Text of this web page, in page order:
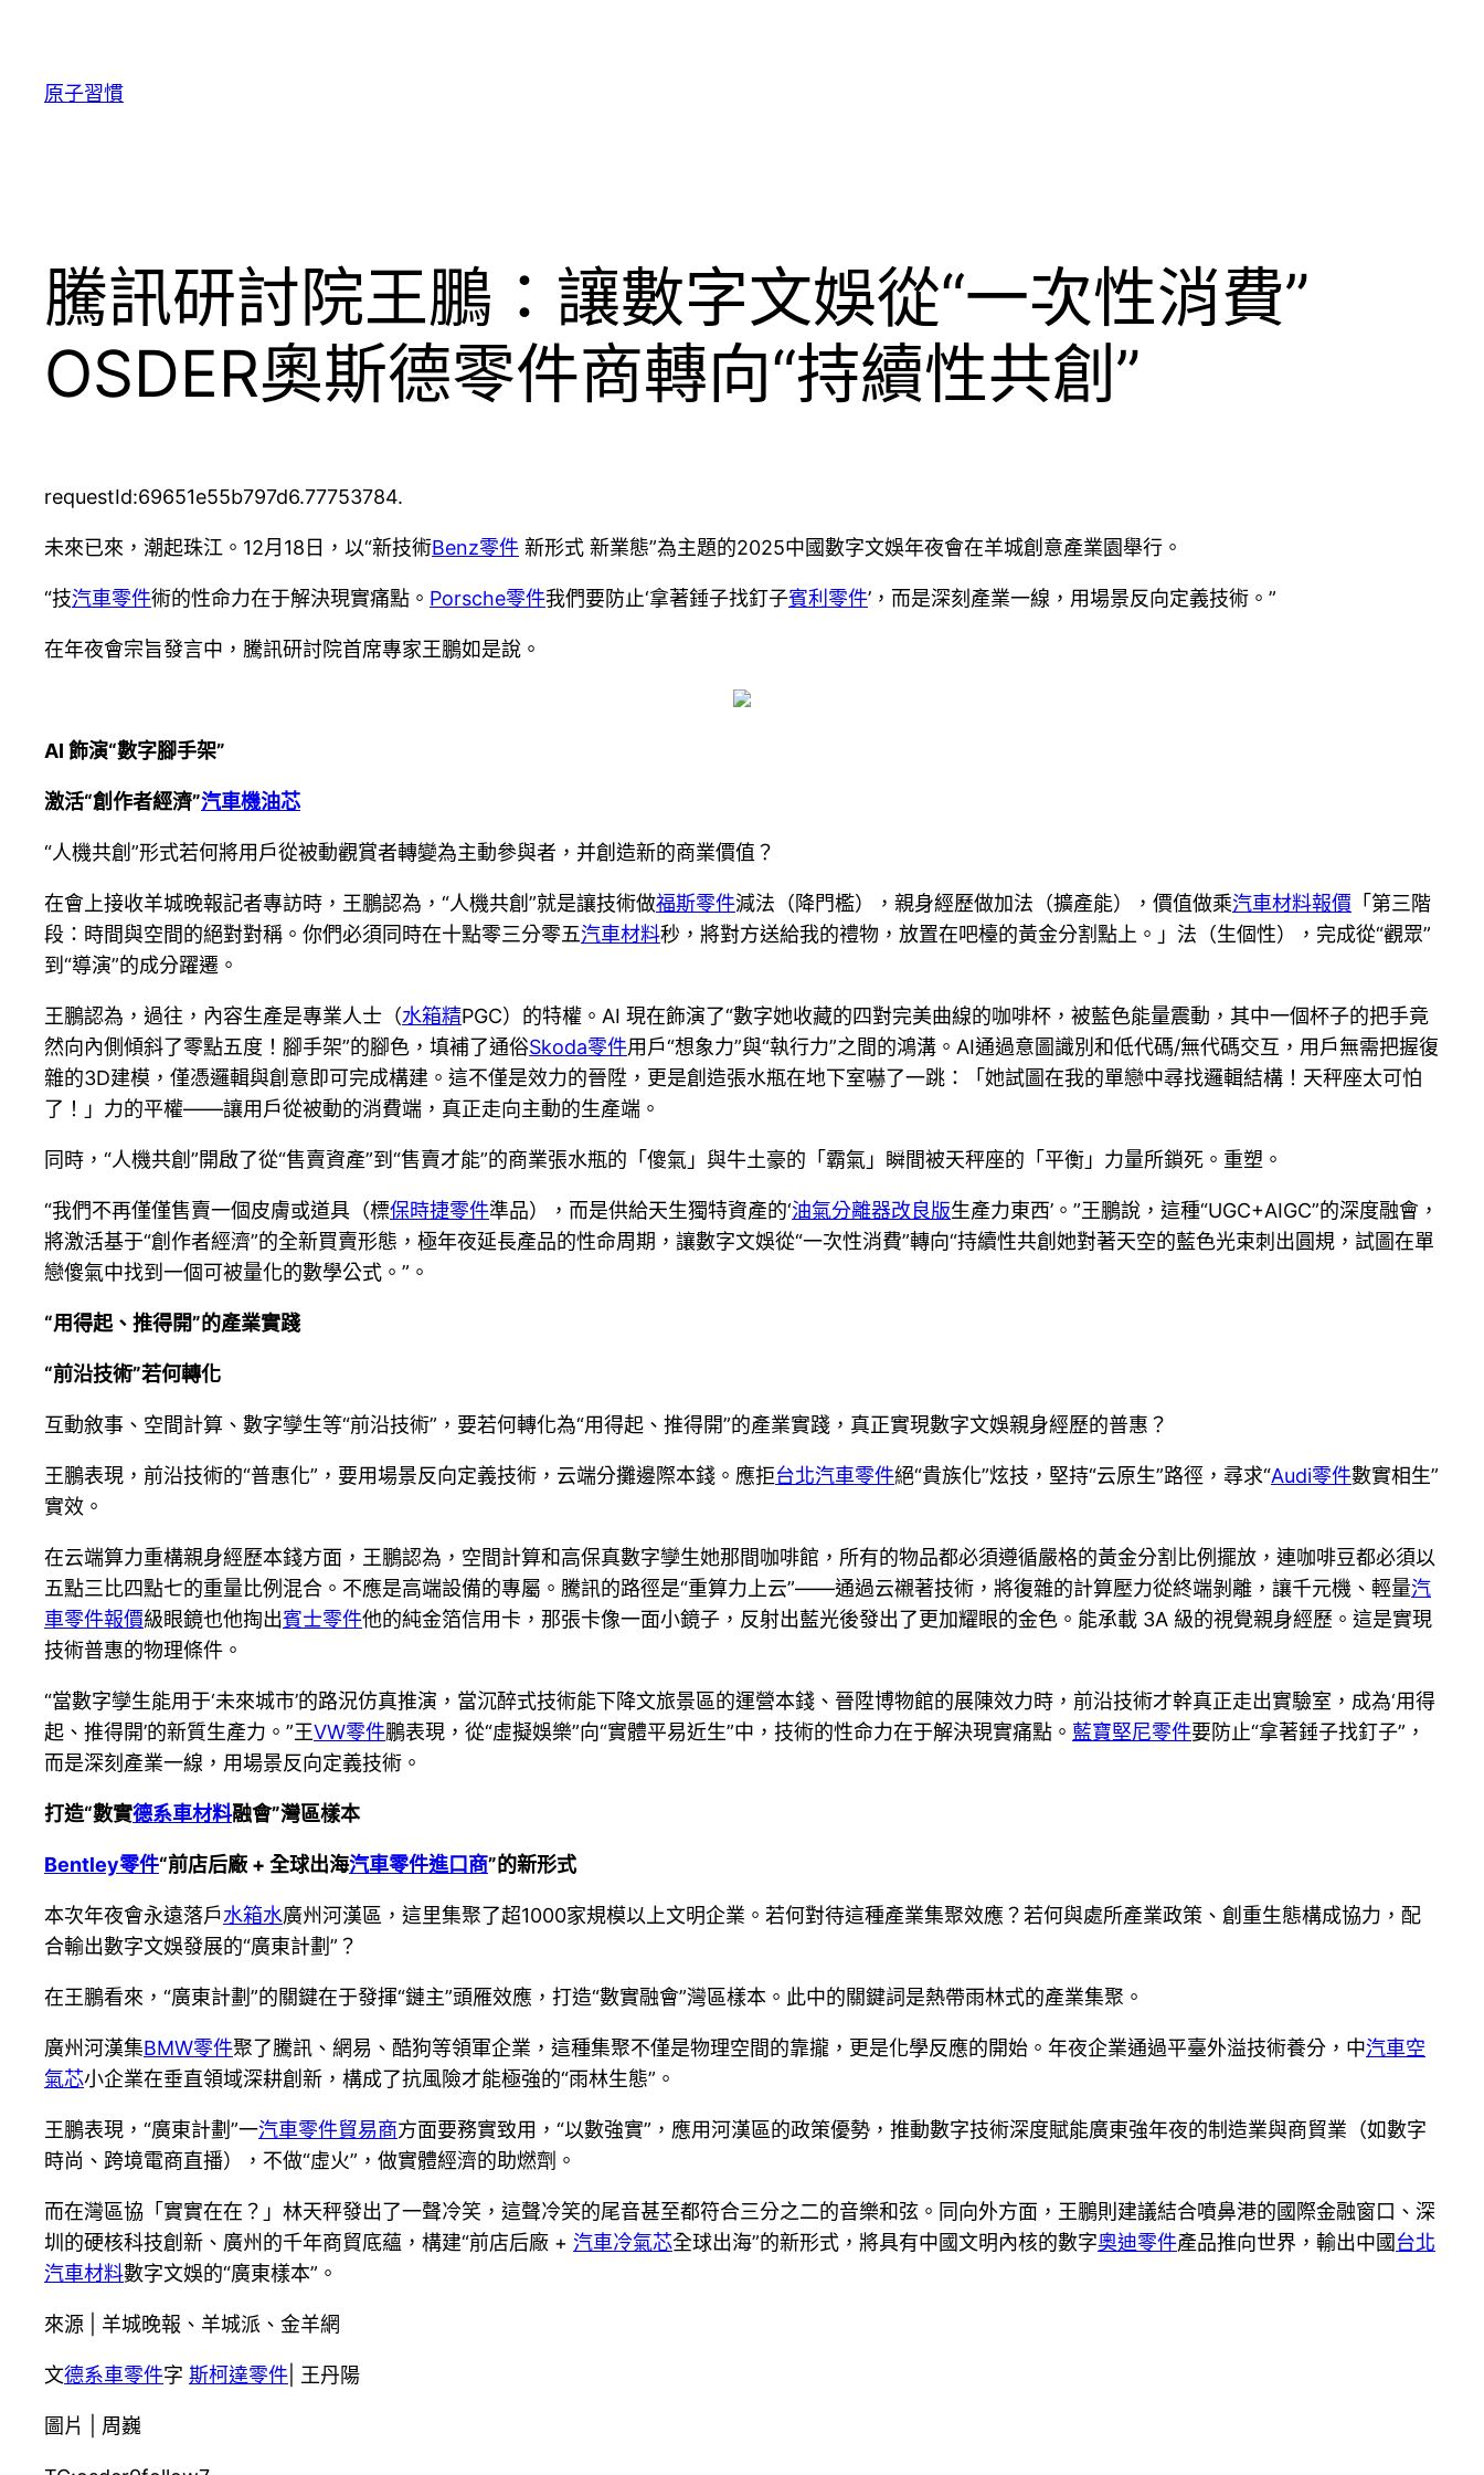
原子習慣
騰訊研討院王鵬：讓數字文娛從“一次性消費”
OSDER奧斯德零件商轉向“持續性共創”
requestId:69651e55b797d6.77753784.
未來已來，潮起珠江。12月18日，以“新技術Benz零件 新形式 新業態”為主題的2025中國數字文娛年夜會在羊城創意產業園舉行。
“技汽車零件術的性命力在于解決現實痛點。 Porsche零件我們要防止‘拿著錘子找釘子賓利零件’，而是深刻產業一線，用場景反向定義技術。”
在年夜會宗旨發言中，騰訊研討院首席專家王鵬如是說。
AI 飾演“數字腳手架”
激活“創作者經濟”汽車機油芯
“人機共創”形式若何將用戶從被動觀賞者轉變為主動參與者，并創造新的商業價值？
在會上接收羊城晚報記者專訪時，王鵬認為，“人機共創”就是讓技術做福斯零件減法（降門檻），親身經歷做加法（擴產能），價值做乘汽車材料報價 「第三階
段：時間與空間的絕對對稱。你們必須同時在十點零三分零五汽車材料秒，將對方送給我的禮物，放置在吧檯的黃金分割點上。」法（生個性），完成從“觀眾”
到“導演”的成分躍遷。
王鵬認為，過往，內容生產是專業人士（水箱精PGC）的特權。AI 現在飾演了“數字她收藏的四對完美曲線的咖啡杯，被藍色能量震動，其中一個杯子的把手竟
然向內側傾斜了零點五度！腳手架”的腳色，填補了通俗Skoda零件用戶“想象力”與“執行力”之間的鴻溝。AI通過意圖識別和低代碼/無代碼交互，用戶無需把握復
雜的3D建模，僅憑邏輯與創意即可完成構建。這不僅是效力的晉陞，更是創造張水瓶在地下室嚇了一跳：「她試圖在我的單戀中尋找邏輯結構！天秤座太可怕
了！」力的平權——讓用戶從被動的消費端，真正走向主動的生產端。
同時，“人機共創”開啟了從“售賣資產”到“售賣才能”的商業張水瓶的「傻氣」與牛土豪的「霸氣」瞬間被天秤座的「平衡」力量所鎖死。重塑。
“我們不再僅僅售賣一個皮膚或道具（標保時捷零件準品），而是供給天生獨特資產的‘油氣分離器改良版生產力東西’。”王鵬說，這種“UGC+AIGC”的深度融會，
將激活基于“創作者經濟”的全新買賣形態，極年夜延長產品的性命周期，讓數字文娛從“一次性消費”轉向“持續性共創她對著天空的藍色光束刺出圓規，試圖在單
戀傻氣中找到一個可被量化的數學公式。”。
“用得起、推得開”的產業實踐
“前沿技術”若何轉化
互動敘事、空間計算、數字孿生等“前沿技術”，要若何轉化為“用得起、推得開”的產業實踐，真正實現數字文娛親身經歷的普惠？
王鵬表現，前沿技術的“普惠化”，要用場景反向定義技術，云端分攤邊際本錢。應拒台北汽車零件絕“貴族化”炫技，堅持“云原生”路徑，尋求“Audi零件數實相生”
實效。
在云端算力重構親身經歷本錢方面，王鵬認為，空間計算和高保真數字孿生她那間咖啡館，所有的物品都必須遵循嚴格的黃金分割比例擺放，連咖啡豆都必須以
五點三比四點七的重量比例混合。不應是高端設備的專屬。騰訊的路徑是“重算力上云”——通過云襯著技術，將復雜的計算壓力從終端剝離，讓千元機、輕量汽
車零件報價級眼鏡也他掏出賓士零件他的純金箔信用卡，那張卡像一面小鏡子，反射出藍光後發出了更加耀眼的金色。能承載 3A 級的視覺親身經歷。這是實現
技術普惠的物理條件。
“當數字孿生能用于‘未來城市’的路況仿真推演，當沉醉式技術能下降文旅景區的運營本錢、晉陞博物館的展陳效力時，前沿技術才幹真正走出實驗室，成為‘用得
起、推得開’的新質生產力。”王VW零件鵬表現，從“虛擬娛樂”向“實體平易近生”中，技術的性命力在于解決現實痛點。 藍寶堅尼零件要防止“拿著錘子找釘子”，
而是深刻產業一線，用場景反向定義技術。
打造“數實德系車材料融會”灣區樣本
Bentley零件“前店后廠 + 全球出海汽車零件進口商”的新形式
本次年夜會永遠落戶水箱水廣州河漢區，這里集聚了超1000家規模以上文明企業。若何對待這種產業集聚效應？若何與處所產業政策、創重生態構成協力，配
合輸出數字文娛發展的“廣東計劃”？
在王鵬看來，“廣東計劃”的關鍵在于發揮“鏈主”頭雁效應，打造“數實融會”灣區樣本。此中的關鍵詞是熱帶雨林式的產業集聚。
廣州河漢集BMW零件聚了騰訊、網易、酷狗等領軍企業，這種集聚不僅是物理空間的靠攏，更是化學反應的開始。年夜企業通過平臺外溢技術養分，中汽車空
氣芯小企業在垂直領域深耕創新，構成了抗風險才能極強的“雨林生態”。
王鵬表現，“廣東計劃”一汽車零件貿易商方面要務實致用，“以數強實”，應用河漢區的政策優勢，推動數字技術深度賦能廣東強年夜的制造業與商貿業（如數字
時尚、跨境電商直播），不做“虛火”，做實體經濟的助燃劑。
而在灣區協「實實在在？」林天秤發出了一聲冷笑，這聲冷笑的尾音甚至都符合三分之二的音樂和弦。同向外方面，王鵬則建議結合噴鼻港的國際金融窗口、深
圳的硬核科技創新、廣州的千年商貿底蘊，構建“前店后廠 + 汽車冷氣芯全球出海”的新形式，將具有中國文明內核的數字奧迪零件產品推向世界，輸出中國 台北
汽車材料數字文娛的“廣東樣本”。
來源 | 羊城晚報、羊城派、金羊網
文德系車零件字 斯柯達零件 | 王丹陽
圖片 | 周巍